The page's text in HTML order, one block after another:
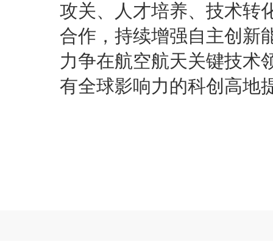
攻关、人才培养、技术转
合作，持续增强自主创新
力争在航空航天关键技术
有全球影响力的科创高地